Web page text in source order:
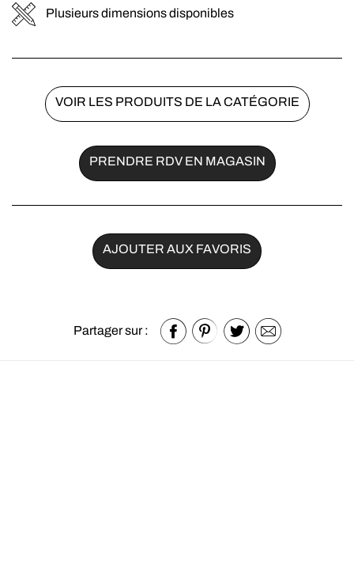
Plusieurs dimensions disponibles
VOIR LES PRODUITS DE LA CATÉGORIE
PRENDRE RDV EN MAGASIN
AJOUTER AUX FAVORIS
Partager sur :